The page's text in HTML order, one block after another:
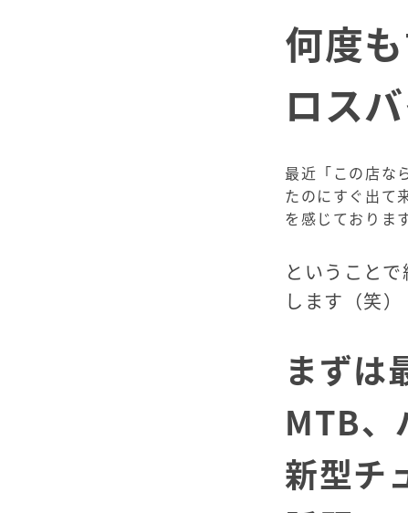
何度
ロス
最近「この店な
たのにすぐ出て
を感じておりま
ということ
します（笑）
まずは
MTB、
新型チ